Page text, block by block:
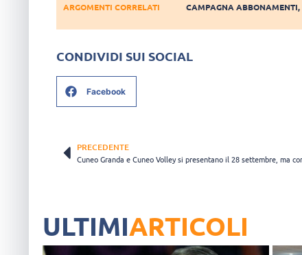
ARGOMENTI CORRELATI CAMPAGNA ABBONAMENTI,
CONDIVIDI SUI SOCIAL
Facebook
PRECEDENTE
ULTIMIARTICOLI